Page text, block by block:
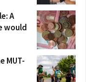
A
would
MUT-